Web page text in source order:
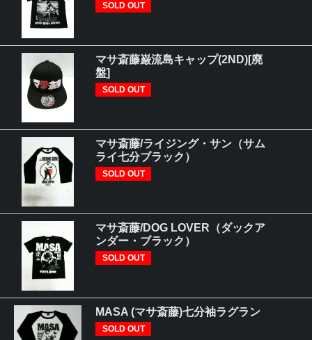
SOLD OUT
マサ斎藤巌流島キャップ(2ND)[廃
盤]
SOLD OUT
マサ斎藤/ライジング・サン（サム
ライ七分ブラック）
SOLD OUT
マサ斎藤/DOG LOVER（ダックア
ンダー・ブラック）
SOLD OUT
MASA (マサ斎藤)七分袖ラグラン
SOLD OUT